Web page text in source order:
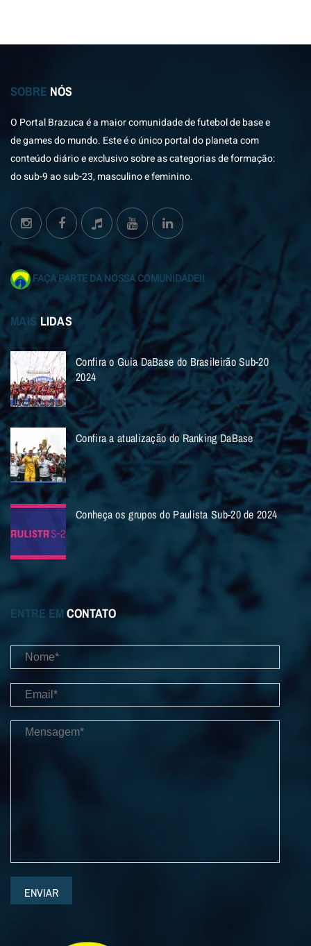
SOBRE NÓS
O Portal Brazuca é a maior comunidade de futebol de base e
de games do mundo. Este é o único portal do planeta com
conteúdo diário e exclusivo sobre as categorias de formação:
do sub-9 ao sub-23, masculino e feminino.
FAÇA PARTE DA NOSSA COMUNIDADE!!
MAIS LIDAS
Confira o Guia DaBase do Brasileirão Sub-20
2024
Confira a atualização do Ranking DaBase
Conheça os grupos do Paulista Sub-20 de 2024
ENTRE EM CONTATO
ENVIAR